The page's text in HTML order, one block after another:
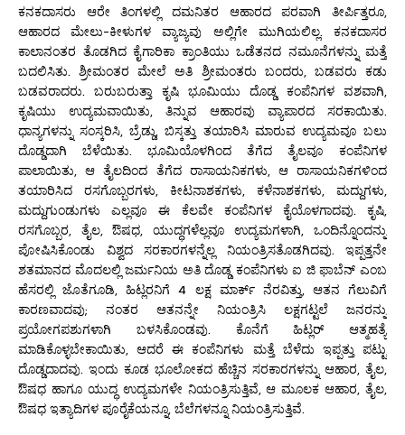
ಕನಕದಾಸರು ಆರೇ ತಿಂಗಳಲ್ಲಿ ದಮನಿತರ ಆಹಾರದ ಪರವಾಗಿ ತೀರ್ಪಿತ್ತರೂ,
ಆಹಾರದ ಮೇಲು-ಕೀಳುಗಳ ವ್ಯಾಜ್ಯವು ಅಲ್ಲಿಗೇ ಮುಗಿಯಲಿಲ್ಲ. ಕನಕದಾಸರ
ಕಾಲಾನಂತರ ತೊಡಗಿದ ಕೈಗಾರಿಕಾ ಕ್ರಾಂತಿಯು ಒಡೆತನದ ನಮೂನೆಗಳನ್ನು ಮತ್ತೆ
ಬದಲಿಸಿತು. ಶ್ರೀಮಂತರ ಮೇಲೆ ಅತಿ ಶ್ರೀಮಂತರು ಬಂದರು, ಬಡವರು ಕಡು
ಬಡವರಾದರು. ಬರುಬರುತ್ತಾ ಕೃಷಿ ಭೂಮಿಯು ದೊಡ್ಡ ಕಂಪೆನಿಗಳ ವಶವಾಗಿ,
ಕೃಷಿಯು ಉದ್ಯಮವಾಯಿತು, ತಿನ್ನುವ ಆಹಾರವು ವ್ಯಾಪಾರದ ಸರಕಾಯಿತು.
ಧಾನ್ಯಗಳನ್ನು ಸಂಸ್ಕರಿಸಿ, ಬ್ರೆಡ್ಡು, ಬಿಸ್ಕತ್ತು ತಯಾರಿಸಿ ಮಾರುವ ಉದ್ಯಮವೂ ಬಲು
ದೊಡ್ಡದಾಗಿ ಬೆಳೆಯಿತು. ಭೂಮಿಯೊಳಗಿಂದ ತೆಗೆದ ತೈಲವೂ ಕಂಪೆನಿಗಳ
ಪಾಲಾಯಿತು, ಆ ತೈಲದಿಂದ ತೆಗೆದ ರಾಸಾಯನಿಕಗಳು, ಆ ರಾಸಾಯನಿಕಗಳಿಂದ
ತಯಾರಿಸಿದ ರಸಗೊಬ್ಬರಗಳು, ಕೀಟನಾಶಕಗಳು, ಕಳೆನಾಶಕಗಳು, ಮದ್ದುಗಳು,
ಮದ್ದುಗುಂಡುಗಳು ಎಲ್ಲವೂ ಈ ಕೆಲವೇ ಕಂಪೆನಿಗಳ ಕೈಯೊಳಗಾದವು. ಕೃಷಿ,
ರಸಗೊಬ್ಬರ, ತೈಲ, ಔಷಧ, ಯುದ್ಧಗಳೆಲ್ಲವೂ ಉದ್ಯಮಗಳಾಗಿ, ಒಂದಿನ್ನೊಂದನ್ನು
ಪೋಷಿಸಿಕೊಂಡು ವಿಶ್ವದ ಸರಕಾರಗಳನ್ನೆಲ್ಲ ನಿಯಂತ್ರಿಸತೊಡಗಿದವು. ಇಪ್ಪತ್ತನೇ
ಶತಮಾನದ ಮೊದಲಲ್ಲಿ ಜರ್ಮನಿಯ ಅತಿ ದೊಡ್ಡ ಕಂಪೆನಿಗಳು ಐ ಜಿ ಫಾಬೆನ್ ಎಂಬ
ಹೆಸರಲ್ಲಿ ಜೊತೆಗೂಡಿ, ಹಿಟ್ಲರನಿಗೆ 4 ಲಕ್ಷ ಮಾರ್ಕ್ ನೆರವಿತ್ತು, ಆತನ ಗೆಲುವಿಗೆ
ಕಾರಣವಾದವು; ನಂತರ ಆತನನ್ನೇ ನಿಯಂತ್ರಿಸಿ ಲಕ್ಷಗಟ್ಟಲೆ ಜನರನ್ನು
ಪ್ರಯೋಗಪಶುಗಳಾಗಿ ಬಳಸಿಕೊಂಡವು. ಕೊನೆಗೆ ಹಿಟ್ಲರ್ ಆತ್ಮಹತ್ಯೆ
ಮಾಡಿಕೊಳ್ಳಬೇಕಾಯಿತು, ಆದರೆ ಈ ಕಂಪೆನಿಗಳು ಮತ್ತೆ ಬೆಳೆದು ಇಪ್ಪತ್ತು ಪಟ್ಟು
ದೊಡ್ಡದಾದವು. ಇಂದು ಕೂಡ ಭೂಲೋಕದ ಹೆಚ್ಚಿನ ಸರಕಾರಗಳನ್ನು ಆಹಾರ, ತೈಲ,
ಔಷಧ ಹಾಗೂ ಯುದ್ಧ ಉದ್ಯಮಗಳೇ ನಿಯಂತ್ರಿಸುತ್ತಿವೆ, ಆ ಮೂಲಕ ಆಹಾರ, ತೈಲ,
ಔಷಧ ಇತ್ಯಾದಿಗಳ ಪೂರೈಕೆಯನ್ನೂ, ಬೆಲೆಗಳನ್ನೂ ನಿಯಂತ್ರಿಸುತ್ತಿವೆ.